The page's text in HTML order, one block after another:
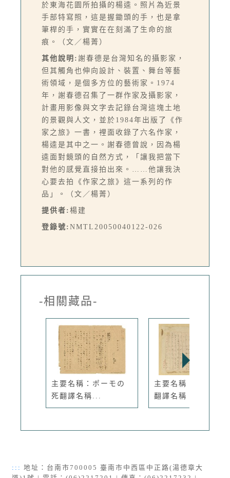
於東海花園所拍攝的楊逵。照片為近景
手部特寫照，這是握鋤頭的手，也是拿
筆桿的手，實實在在刻滿了生命的旅
痕。（文／楊菁）
其他說明: 謝春德是台灣知名的攝影家，
但其觸角也伸向設計、裝置、舞台等藝
術領域，是個多方位的藝術家。1974
年，謝春德召集了一群作家及攝影家，
計畫用影像與文字去記錄台灣這塊土地
的景觀與人文，並於1984年出版了《作
家之旅》一書，裡面收錄了六名作家，
楊逵是其中之一。謝春德曾說，因為楊
逵面對鏡頭的自然方式，「讓我把當下
對他的感覺直接拍出來。……他讓我決
心要去拍《作家之旅》這一系列的作
品」。（文／楊菁）
提供者: 楊建
登錄號: NMTL20050040122-026
-相關藏品-
主要名稱：ポーモの
死翻譯名稱...
主要名稱：蟻の普請
翻譯名稱：...
::: 地址：台南市700005 臺南市中西區中正路(湯德章大